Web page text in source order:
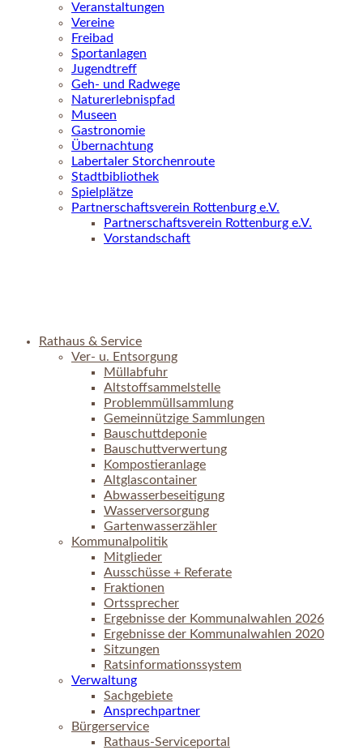
Veranstaltungen
Vereine
Freibad
Sportanlagen
Jugendtreff
Geh- und Radwege
Naturerlebnispfad
Museen
Gastronomie
Übernachtung
Labertaler Storchenroute
Stadtbibliothek
Spielplätze
Partnerschaftsverein Rottenburg e.V.
Partnerschaftsverein Rottenburg e.V.
Vorstandschaft
Rathaus & Service
Ver- u. Entsorgung
Müllabfuhr
Altstoffsammelstelle
Problemmüllsammlung
Gemeinnützige Sammlungen
Bauschuttdeponie
Bauschuttverwertung
Kompostieranlage
Altglascontainer
Abwasserbeseitigung
Wasserversorgung
Gartenwasserzähler
Kommunalpolitik
Mitglieder
Ausschüsse + Referate
Fraktionen
Ortssprecher
Ergebnisse der Kommunalwahlen 2026
Ergebnisse der Kommunalwahlen 2020
Sitzungen
Ratsinformationssystem
Verwaltung
Sachgebiete
Ansprechpartner
Bürgerservice
Rathaus-Serviceportal